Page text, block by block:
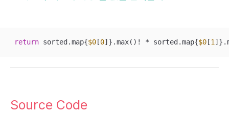
return sorted.map{$0 [0]}.max() ! * sorted.map{$0 [1
Source Code